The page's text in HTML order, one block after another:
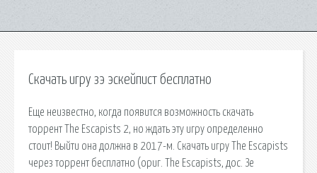
Скачать игру зэ эскейпист бесплатно
Еще неизвестно, когда появится возможность скачать
торрент The Escapists 2, но ждать эту игру определенно
стоит! Выйти она должна в 2017-м. Скачать игру The Escapists
через торрент бесплатно (ориг. The Escapists, дос. Зе